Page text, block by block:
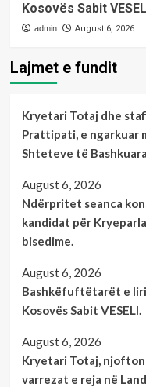
Kosovës Sabit
admin August 6, 2026
Lajmet e fundit
Kryetari Totaj dhe
Prattipati, e ngarkuar
Shteteve të
August 6, 2026
Ndërpritet seanca
kandidat për
bisedime.
August 6, 2026
Bashkëfuftëtarët e
Kosovës Sabit VESELI.
August 6, 2026
Kryetari Totaj,
varrezat e reja në